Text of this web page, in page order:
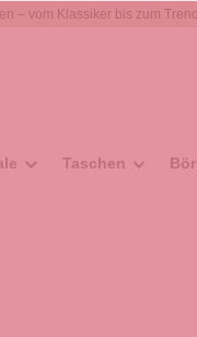
– vom Klassiker bis zum
Taschen